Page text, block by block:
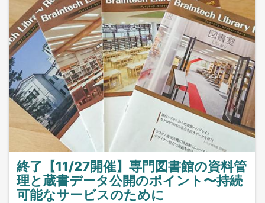
終了【11/27開催】専門図書館の資料管
理と蔵書データ公開のポイント〜持続
可能なサービスのために